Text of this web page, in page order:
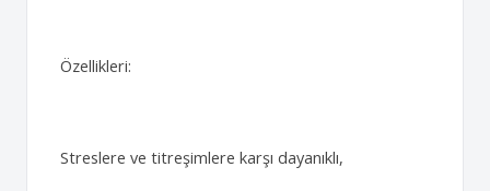
Özellikleri:
Streslere ve titreşimlere karşı dayanıklı,